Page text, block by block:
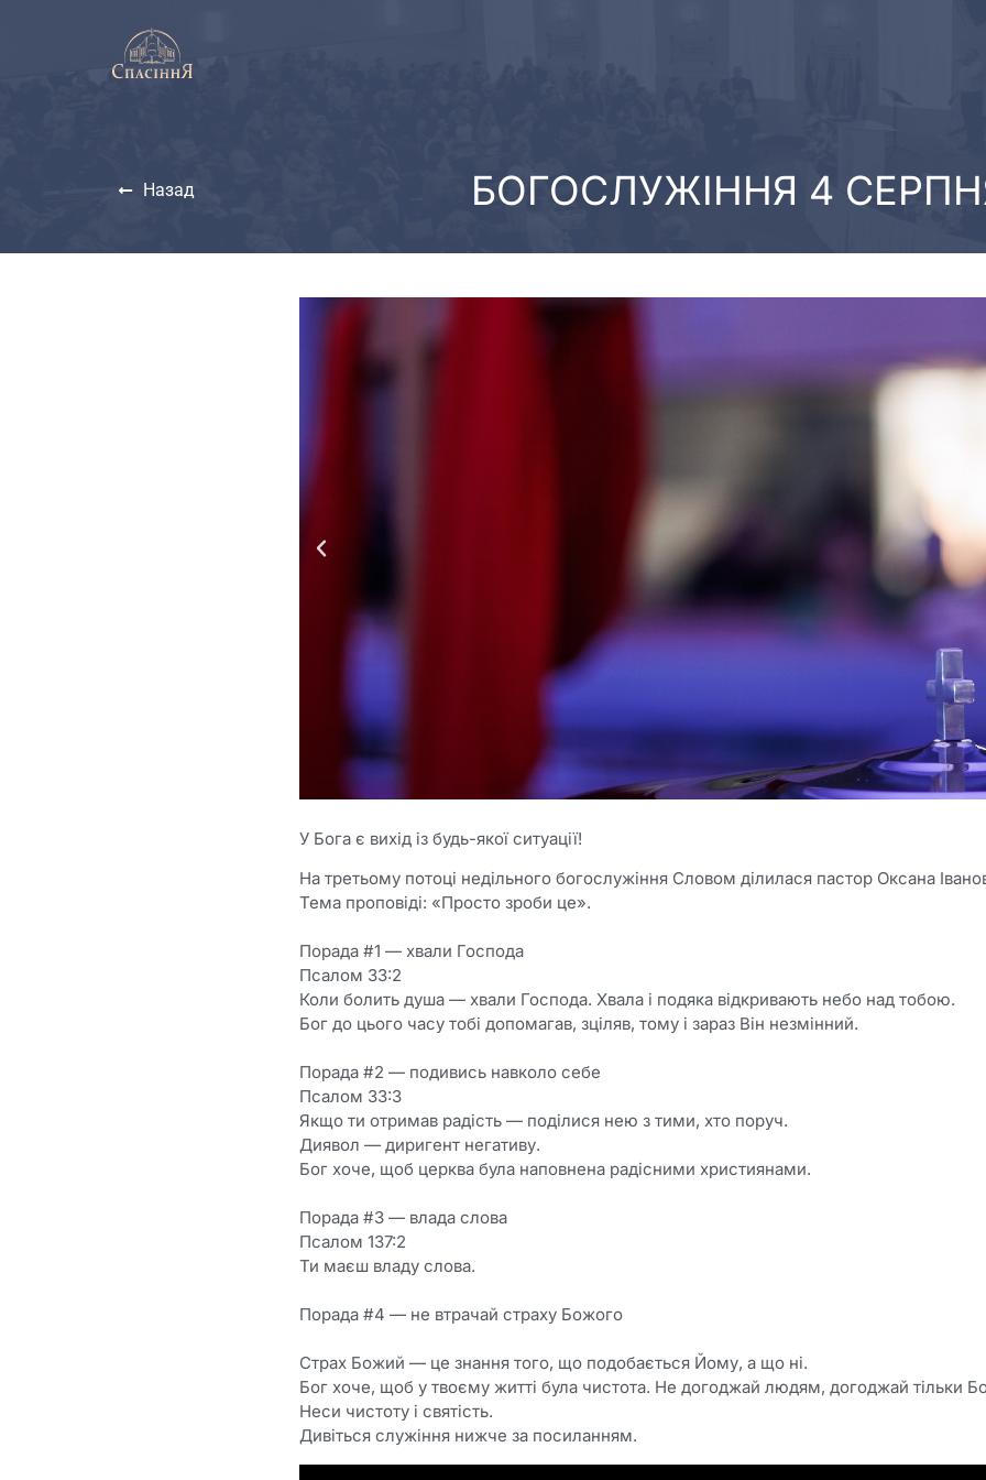
БОГОСЛУЖІННЯ 4
Назад
У Бога є вихід із будь-якої ситуації!
На третьому потоці недільного богослужіння Словом ділилася пастор Оксана
Тема проповіді: «Просто зроби це».
Порада #1 — хвали Господа
Псалом 33:2
Коли болить душа — хвали Господа. Хвала і подяка відкривають небо над тобою.
Бог до цього часу тобі допомагав, зціляв, тому і зараз Він незмінний.
Порада #2 — подивись навколо себе
Псалом 33:3
Якщо ти отримав радість — поділися нею з тими, хто поруч.
Диявол — диригент негативу.
Бог хоче, щоб церква була наповнена радісними християнами.
Порада #3 — влада слова
Псалом 137:2
Ти маєш владу слова.
Порада #4 — не втрачай страху Божого
Страх Божий — це знання того, що подобається Йому, а що ні.
Бог хоче, щоб у твоєму житті була чистота. Не догоджай людям, догоджай тільки
Неси чистоту і святість.
Дивіться служіння нижче за посиланням.